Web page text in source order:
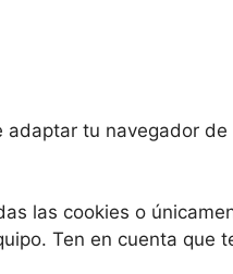
tu navegador de
las cookies o
Ten en cuenta que